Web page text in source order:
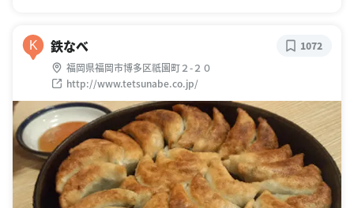
K 鉄なべ
福岡県福岡市博多区祇園町２-２０
http://www.tetsunabe.co.jp/
1072